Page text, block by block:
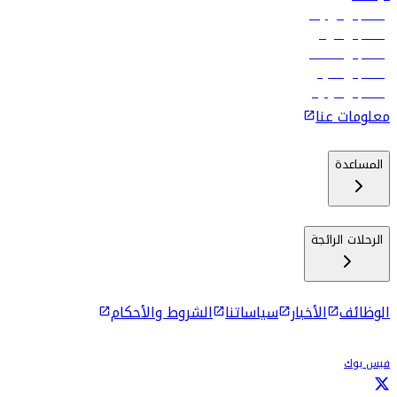
رحلات إلى تبيليسي
رحلات إلى الرياض
رحلات إلى مسقط
رحلات إلى ماليه
رحلات إلى كولومبو
معلومات عنا
المساعدة
الرحلات الرائجة
الوظائف الأخبار سياساتنا الشروط والأحكام
فيس بوك